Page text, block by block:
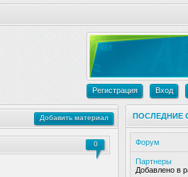
Регистрация Вход
Добавить материал
0
ПОСЛЕДНИЕ
Форум
Партнеры
Добавлено в